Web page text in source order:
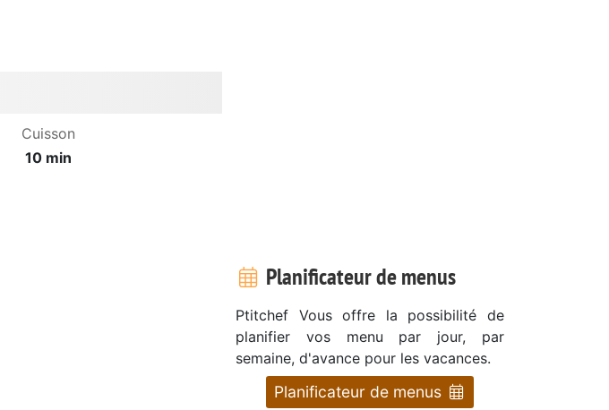
Cuisson
10 min
Planificateur de menus
Ptitchef Vous offre la possibilité de
planifier vos menu par jour, par
semaine, d'avance pour les vacances.
Planificateur de menus